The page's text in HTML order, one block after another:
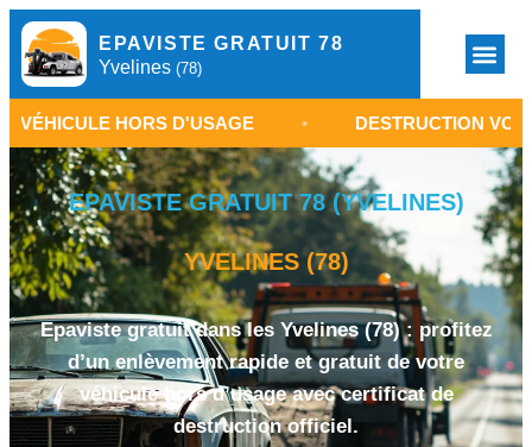
EPAVISTE GRATUIT 78
Yvelines (78)
HORS D'USAGE • DESTRUCTION VOITURE
EPAVISTE GRATUIT 78 (YVELINES)
YVELINES (78)
Epaviste gratuit dans les Yvelines (78) : profitez
d’un enlèvement rapide et gratuit de votre
véhicule hors d’usage avec certificat de
destruction officiel.